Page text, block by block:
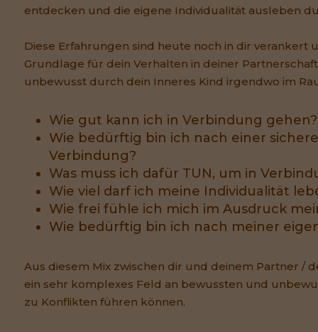
entdecken und die eigene Individualität ausleben
Diese Erfahrungen sind heute noch in dir verankert
Grundlage für dein Verhalten in deiner
unbewusst durch dein Inneres Kind irgendwo im
Wie gut kann ich in Verbindung gehen?
Wie bedürftig bin ich nach einer
Verbindung?
Was muss ich dafür TUN, um in
Wie viel darf ich meine Individualität
Wie frei fühle ich mich im Ausdruck
Wie bedürftig bin ich nach meiner
Aus diesem Mix zwischen dir und deinem Partner /
ein sehr komplexes Feld an bewussten und
zu Konflikten führen können.